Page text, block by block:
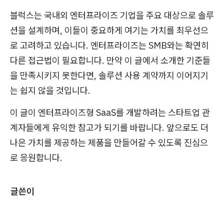
블럭스는 국내외 엔터프라이즈 기업을 주요 대상으로 솔루
션을 설계하며, 이들이 중요하게 여기는 가치를 최우선으
로 고려하고 있습니다. 엔터프라이즈는 SMB와는 확연히
다른 접근법이 필요합니다. 만약 이 글에서 소개한 기준들
을 만족시키지 못한다면, 솔루션 사용 계약까지 이어지기
는 쉽지 않을 것입니다.
이 글이 엔터프라이즈형 SaaS를 개발하려는 스타트업 관
계자들에게 유익한 참고가 되기를 바랍니다. 앞으로도 더
나은 가치를 제공하는 제품을 만들어갈 수 있도록 진심으
로 응원합니다.
글쓴이